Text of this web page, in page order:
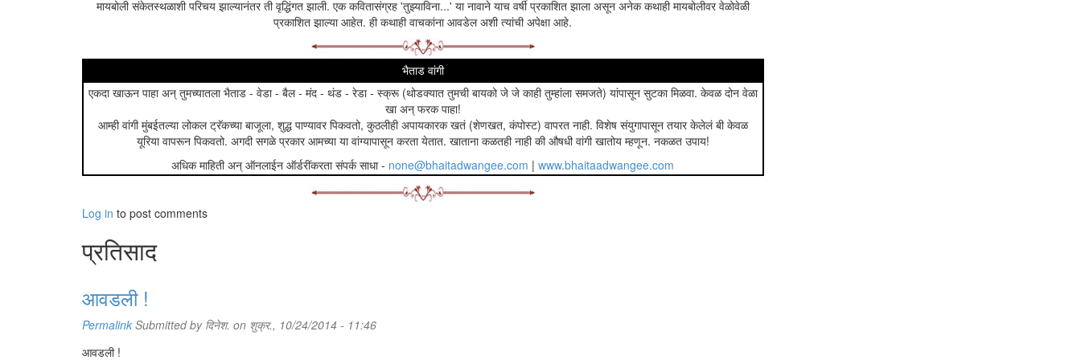
निळू एकदम दचकला. तसा हा प्रश्न वरवर अगदीच सामान्य वाटत असला तरी निळूसाठी अनपेक्षितच. ’निळूचं घर!’.... कसं वाटतं ना ऐकायला....?
वेलीवरची शुभ्र चांदण्यांसारखी फुलं निळूनेच आणून त्यांच्या पुढ्यात ओतलेली. सगळा व्हरांडा घमघमणारा. पायरीवर बसून काहीसा निवलेला चहा बशीत ओतून पिताना
निळू नकळत त्या पांढर्‍या शुभ्र फुलांच्या राशीत नजर गाडून बसला होता. देशपांडेकाकूंच्या प्रश्नाने निळूची तंद्री भंगली. त्याच्या चेहर्‍यावर उमटलेलं गोंधळाचं प्रश्नचिन्ह
"निळूकाका, तुम्हांला या बंगल्यावर माळीकाम करायला लागून दहा वर्षं झाली. ही बंगल्यापुढची एवढी मोठी बाग त्यापूर्वी मी स्वत:च पोसायचे, निगा राखायचे. वय वाढलं तसं
सगळ्यातूनच अंग काढून घ्यावंसं वाटू लागलं. हे गेले एकुलती एक लेक माझ्याकडे सोपवून. तेंव्हा या बागेनं मला पोरकं, एकटं वाटू दिलं नाही. मुलीचं लग्न करून दिलं आणि
मग हा निवांतपणा, एकांतही मजेशीर... हवाहवासा वाटू लागला. म्हटलं आता फक्त उपभोग घ्यावा. कष्टांना पूर्णविराम मिळावा. कष्टानं फुलवलेल्या या बागेला तुमच्या हाती
सोपवून निर्धास्त झाले. आज ही बाग माझ्यापेक्षा जास्त तुमची झाली आहे. इथली माती तुम्हांला ओळखते. या फुलांनाही स्वतःच्या गंधाइतकीच तुमच्या घामाच्या गंधाचीही
मायबोली संकेतस्थळाशी परिचय झाल्यानंतर ती वृद्धिंगत झाली. एक कवितासंग्रह 'तुझ्याविना...' या नावाने याच वर्षी प्रकाशित झाला असून अनेक कथाही मायबोलीवर वेळोवेळी
प्रकाशित झाल्या आहेत. ही कथाही वाचकांना आवडेल अशी त्यांची अपेक्षा आहे.
भैताड वांगी
एकदा खाऊन पाहा अन् तुमच्यातला भैताड - वेडा - बैल - मंद - थंड - रेडा - स्क्रू (थोडक्यात तुमची बायको जे जे काही तुम्हांला समजते) यांपासून सुटका मिळवा. केवळ दोन वेळा
खा अन् फरक पाहा!
आम्ही वांगी मुंबईतल्या लोकल ट्रॅकच्या बाजूला, शुद्ध पाण्यावर पिकवतो, कुठलीही अपायकारक खतं (शेणखत, कंपोस्ट) वापरत नाही. विशेष संयुगापासून तयार केलेलं बी केवळ
यूरिया वापरून पिकवतो. अगदी सगळे प्रकार आमच्या या वांग्यापासून करता येतात. खाताना कळतही नाही की औषधी वांगी खातोय म्हणून. नकळत उपाय!
अधिक माहिती अन् ऑनलाईन ऑर्डरींकरता संपर्क साधा - none@bhaitadwangee.com |www.bhaitaadwangee.com
Log in to post comments
प्रतिसाद
आवडली !
Permalink Submitted by दिनेश. on शुक्र., 10/24/2014 - 11:46
आवडली !